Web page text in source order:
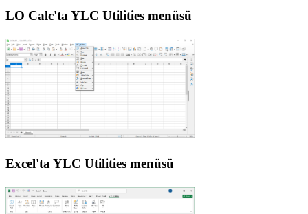
LO Calc'ta YLC Utilities menüsü
Excel'ta YLC Utilities menüsü